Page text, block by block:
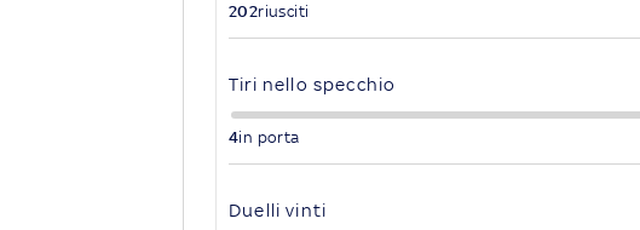
202riusciti
Tiri nello specchio
4in porta
Duelli vinti